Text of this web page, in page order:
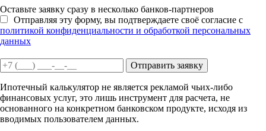
Оставьте заявку сразу в несколько банков-партнеров
Отправляя эту форму, вы подтверждаете своё согласие с
политикой конфиденциальности и обработкой персональных
данных
Отправить заявку
Ипотечный калькулятор не является рекламой чьих-либо
финансовых услуг, это лишь инструмент для расчета, не
основанного на конкретном банковском продукте, исходя из
вводимых пользователем данных.